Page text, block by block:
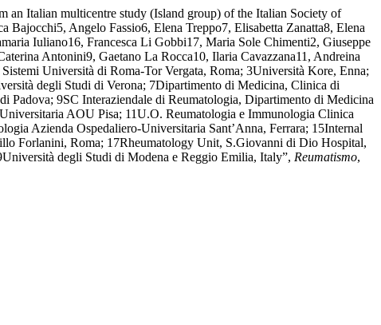
an Italian multicentre study (Island group) of the Italian Society of
Angelo Fassio6, Elena Treppo7, Elisabetta Zanatta8, Elena
Iuliano16, Francesca Li Gobbi17, Maria Sole Chimenti2, Giuseppe
Antonini9, Gaetano La Rocca10, Ilaria Cavazzana11, Andreina
Università di Roma-Tor Vergata, Roma; 3Università Kore, Enna;
degli Studi di Verona; 7Dipartimento di Medicina, Clinica di
9SC Interaziendale di Reumatologia, Dipartimento di Medicina
AOU Pisa; 11U.O. Reumatologia e Immunologia Clinica
Azienda Ospedaliero-Universitaria Sant’Anna, Ferrara; 15Internal
Forlanini, Roma; 17Rheumatology Unit, S.Giovanni di Dio Hospital,
degli Studi di Modena e Reggio Emilia, Italy”, Reumatismo,